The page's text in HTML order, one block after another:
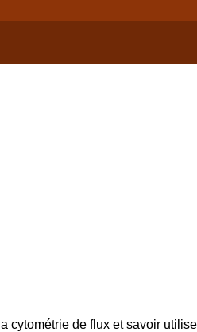
cytométrie de flux et savoir